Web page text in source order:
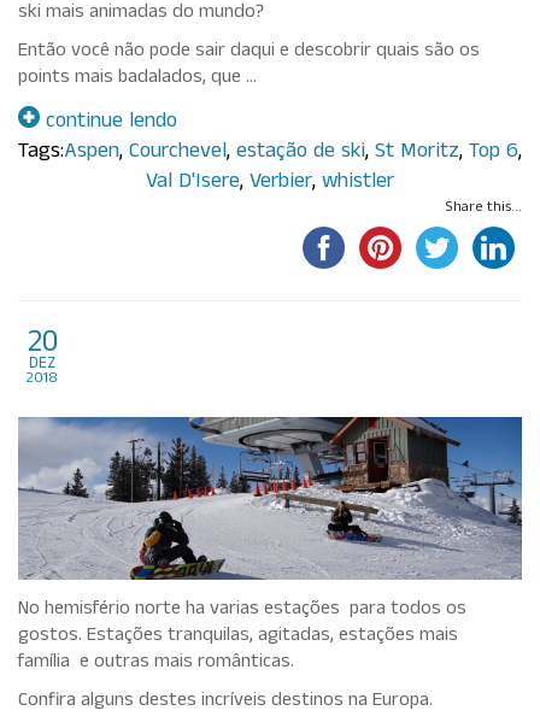
ski mais animadas do mundo?
Então você não pode sair daqui e descobrir quais são os
points mais badalados, que …
continue lendo
Tags:Aspen, Courchevel, estação de ski, St Moritz, Top 6,
Val D'Isere, Verbier, whistler
Share this...
20
dez
2018
No hemisfério norte ha varias estações para todos os
gostos. Estações tranquilas, agitadas, estações mais
família e outras mais românticas.
Confira alguns destes incríveis destinos na Europa.